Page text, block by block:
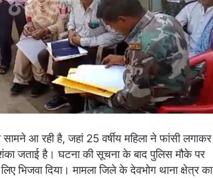
आ रही है, जहां 25 वर्षीय महिला ने फांसी लगाकर
जताई है। घटना की सूचना के बाद पुलिस मौके पर
भिजवा दिया। मामला जिले के देवभोग थाना क्षेत्र का